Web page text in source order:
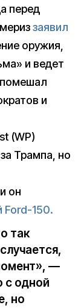
перед
заявил
оружия,
и ведет
помешал
и
(WP)
Трампа, но
он
Ford-150.
так
—
с одной
но